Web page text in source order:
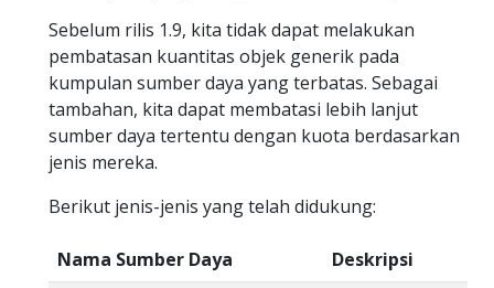
Sebelum rilis 1.9, kita tidak dapat melakukan
pembatasan kuantitas objek generik pada
kumpulan sumber daya yang terbatas. Sebagai
tambahan, kita dapat membatasi lebih lanjut
sumber daya tertentu dengan kuota berdasarkan
jenis mereka.
Berikut jenis-jenis yang telah didukung:
Nama Sumber Daya Deskripsi